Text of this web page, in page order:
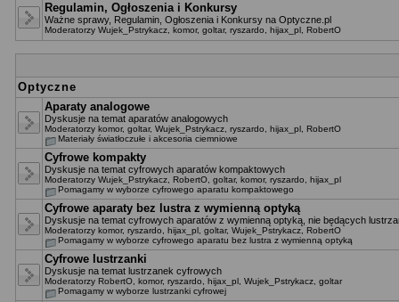
Regulamin, Ogłoszenia i Konkursy
Ważne sprawy, Regulamin, Ogłoszenia i Konkursy na Optyczne.pl
Moderatorzy Wujek_Pstrykacz komor, goltar, ryszardo hijax_pl RobertO
Optyczne
Aparaty analogowe
Dyskusje na temat aparatów analogowych
Moderatorzy komor, goltar, Wujek_Pstrykacz ryszardo hijax_pl RobertO
Materiały światłoczułe i akcesoria ciemniowe
Cyfrowe kompakty
Dyskusje na temat cyfrowych aparatów kompaktowych
Moderatorzy Wujek_Pstrykacz RobertO goltar, komor, ryszardo
hijax_pl
Pomagamy w wyborze cyfrowego aparatu kompaktowego
Cyfrowe aparaty bez lustra z wymienną optyką
Dyskusje na temat cyfrowych aparatów z wymienną optyką, nie będących
Moderatorzy komor, ryszardo hijax_pl goltar, Wujek_Pstrykacz RobertO
Pomagamy w wyborze cyfrowego aparatu bez lustra z wymienną optyką
Cyfrowe lustrzanki
Dyskusje na temat lustrzanek cyfrowych
Moderatorzy RobertO komor, ryszardo hijax_pl Wujek_Pstrykacz goltar
Pomagamy w wyborze lustrzanki cyfrowej